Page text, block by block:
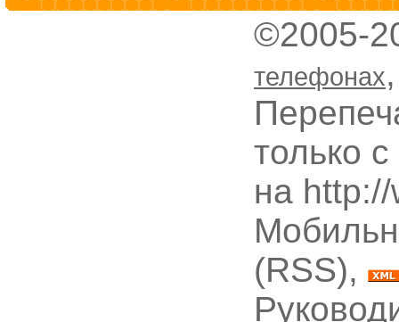
©2005-
телефонах
только
на
(RSS),